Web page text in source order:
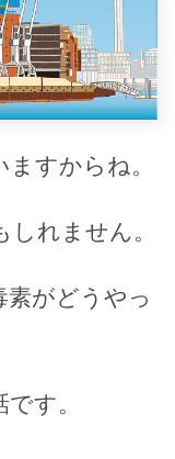
すからね。
れません。
素がどうやっ
す。